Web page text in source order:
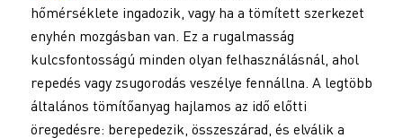
hőmérséklete ingadozik, vagy ha a tömített szerkezet
enyhén mozgásban van. Ez a rugalmasság
kulcsfontosságú minden olyan felhasználásnál, ahol
repedés vagy zsugorodás veszélye fennállna. A legtöbb
általános tömítőanyag hajlamos az idő előtti
öregedésre: berepedezik, összeszárad, és elválik a